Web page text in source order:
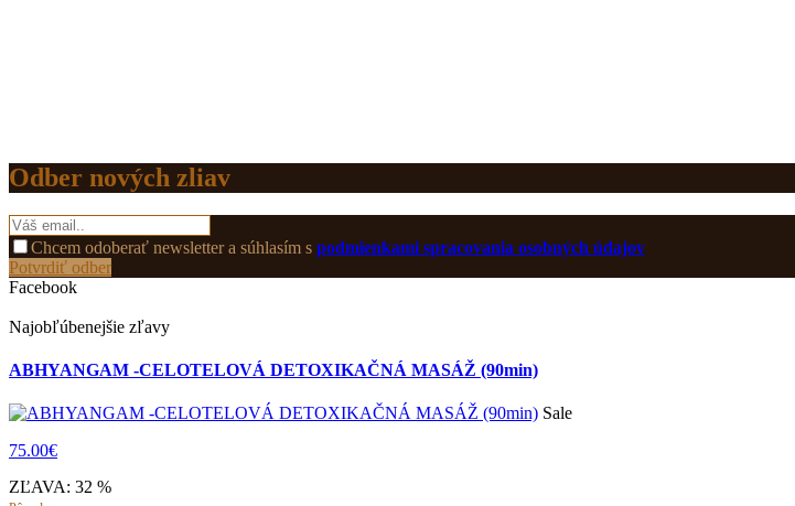
Odber nových zliav
Chcem odoberať newsletter a súhlasím s podmienkami spracovania osobných údajov
Potvrdiť odber
Facebook
Najobľúbenejšie zľavy
ABHYANGAM -CELOTELOVÁ DETOXIKAČNÁ MASÁŽ (90min)
Sale
75.00€
ZĽAVA: 32 %